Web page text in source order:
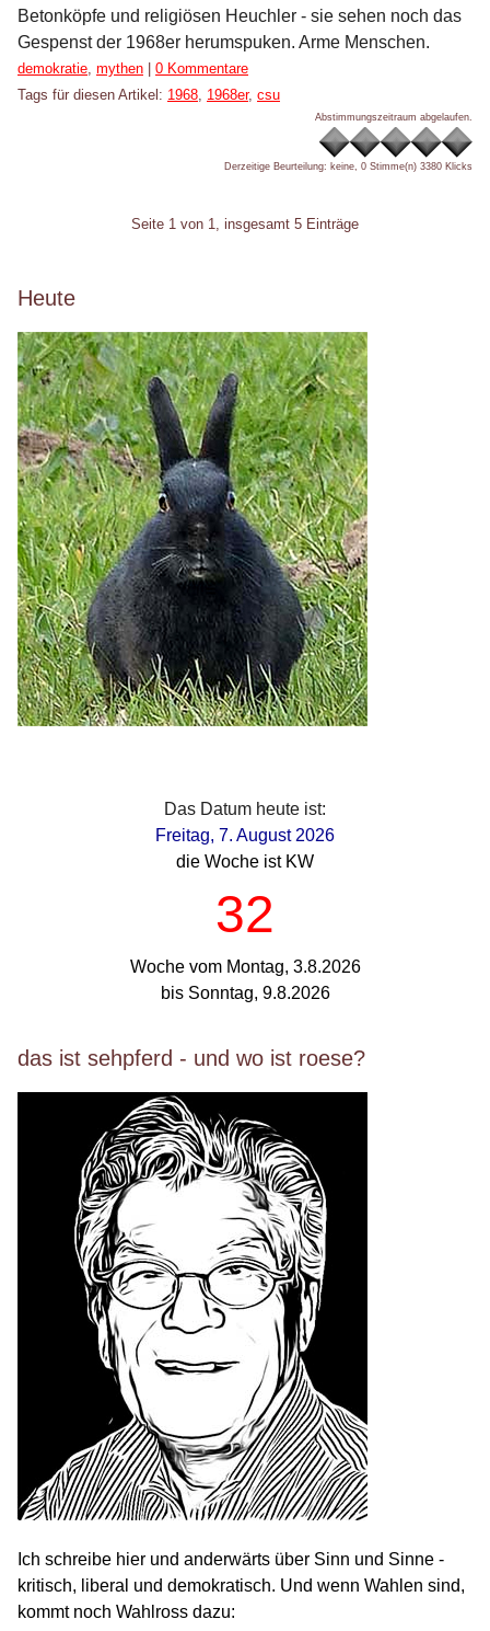
Betonköpfe und religiösen Heuchler - sie sehen noch das
Gespenst der 1968er herumspuken. Arme Menschen.
Kategorien:
demokratie mythen
0 Kommentare
Tags für diesen Artikel: 1968 1968er, csu
Abstimmungszeitraum abgelaufen.
Derzeitige Beurteilung: keine, 0 Stimme(n) 3380 Klicks
Seite 1 von 1, insgesamt 5 Einträge
Seitenleiste
Heute
Das Datum heute ist:
Freitag, 7. August 2026
die Woche ist KW
32
Woche vom Montag, 3.8.2026
bis Sonntag, 9.8.2026
das ist sehpferd - und wo ist roese?
Ich schreibe hier und anderwärts über Sinn und Sinne -
kritisch, liberal und demokratisch. Und wenn Wahlen sind,
kommt noch Wahlross dazu: